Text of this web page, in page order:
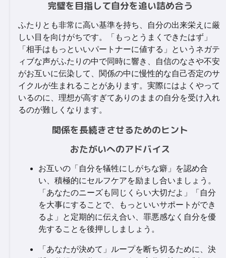
完璧を目指して自分を追い詰め合う
ふたりとも非常に高い基準を持ち、自分の出来栄えに厳
しい目を向けがちです。「もっとうまくできたはず」
「相手はもっといいパートナーに値する」というネガテ
ィブな声がふたりの中で同時に響き、自信のなさや不安
がお互いに伝染して、関係の中に慢性的な自己否定のサ
イクルが生まれることがあります。実際にはよくやって
いるのに、理想が高すぎてありのままの自分を受け入れ
るのが難しくなります。
関係を長続きさせるためのヒント
おたがいへのアドバイス
お互いの「自分を犠牲にしがちな癖」を認め合
い、積極的にセルフケアを励まし合いましょう。
「あなたのニーズも同じくらい大切だよ」「自分
を大事にすることで、もっといいサポートができ
るよ」と定期的に伝え合い、罪悪感なく自分を優
先することを後押ししましょう。
「あなたが決めて」ループを断ち切るために、決